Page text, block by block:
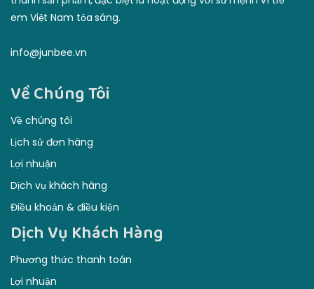
em Việt Nam tỏa sáng.
info@junbee.vn
Về Chúng Tôi
Về chúng tôi
Lịch sử đơn hàng
Lợi nhuận
Dịch vụ khách hàng
Điều khoản & điều kiện
Dịch Vụ Khách Hàng
Phương thức thanh toán
Lợi nhuận